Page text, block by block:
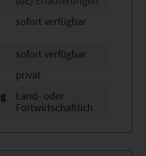
sofort verfügbar
sofort verfügbar
privat
Land- oder
Fortwirtschaftlich